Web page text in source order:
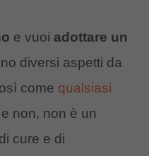
e vuoi adottare un
diversi aspetti da
come qualsiasi
e non, non è un
cure e di